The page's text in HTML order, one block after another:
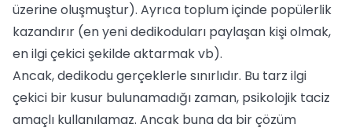
üzerine oluşmuştur). Ayrıca toplum içinde popülerlik
kazandırır (en yeni dedikoduları paylaşan kişi olmak,
en ilgi çekici şekilde aktarmak vb).
Ancak, dedikodu gerçeklerle sınırlıdır. Bu tarz ilgi
çekici bir kusur bulunamadığı zaman, psikolojik taciz
amaçlı kullanılamaz. Ancak buna da bir çözüm